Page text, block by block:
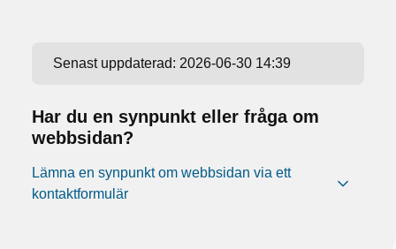
Senast uppdaterad: 2026-06-30 14:39
Har du en synpunkt eller fråga om
webbsidan?
Lämna en synpunkt om webbsidan via ett
kontaktformulär